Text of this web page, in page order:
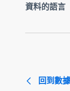
資料的語言
回到數